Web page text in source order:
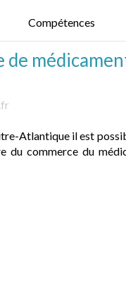
Compétences
de
Atlantique il est
du commerce du